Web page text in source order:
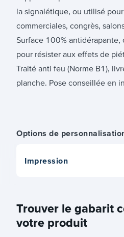
la signalétique, ou utilisé
commerciales, congrès,
Surface 100%
pour résister aux effets de
Traité anti feu (Norme B1),
planche. Pose conseillée en
Options de
Impression
Trouver le gabarit
votre produit